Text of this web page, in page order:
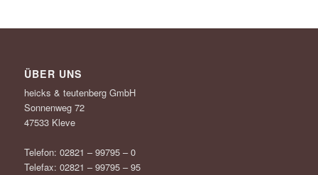
ÜBER UNS
heicks & teutenberg GmbH
Sonnenweg 72
47533 Kleve
Telefon: 02821 – 99795 – 0
Telefax: 02821 – 99795 – 95